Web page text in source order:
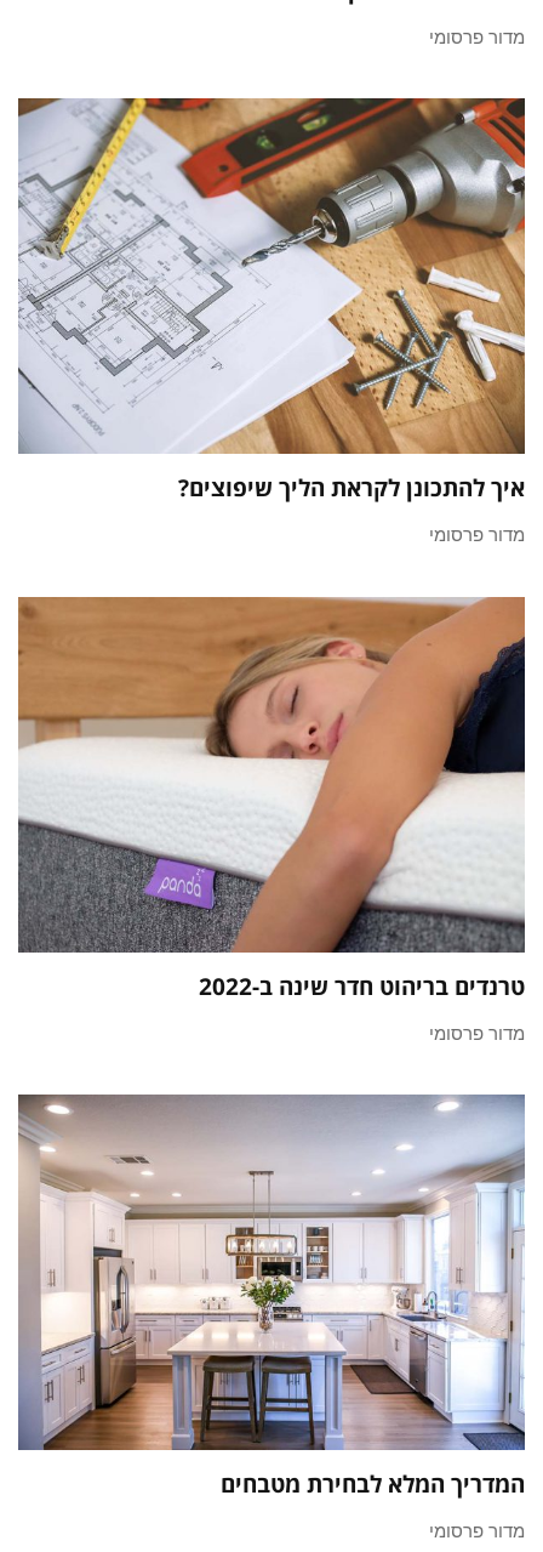
מדור פרסומי
איך להתכונן לקראת הליך שיפוצים?
מדור פרסומי
טרנדים בריהוט חדר שינה ב-2022
מדור פרסומי
המדריך המלא לבחירת מטבחים
מדור פרסומי